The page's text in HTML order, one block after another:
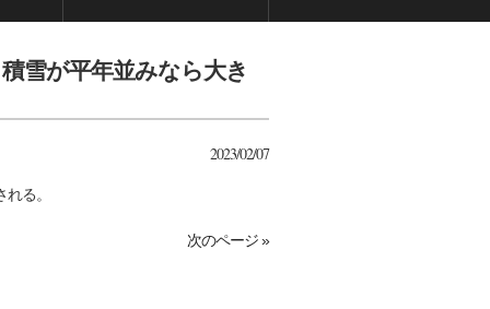
雪が平年並みなら大き
2023/02/07
る。
次のページ »